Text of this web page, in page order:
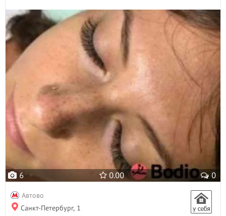
6 0.00 0
Автово
Санкт-Петербург, 1